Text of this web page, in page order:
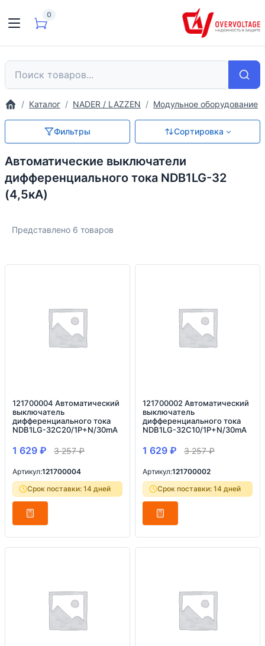
0
Каталог NADER / LAZZEN Модульное оборудование
Фильтры Сортировка
Автоматические выключатели
дифференциального тока NDB1LG-32
(4,5кА)
Представлено 6 товаров
121700004 Автоматический
выключатель
дифференциального тока
NDB1LG-32C20/1P+N/30mA
1 629 ₽ 3 257₽
Артикул:121700004
Срок поставки: 14 дней
121700002 Автоматический
выключатель
дифференциального тока
NDB1LG-32C10/1P+N/30mA
1 629 ₽ 3 257₽
Артикул:121700002
Срок поставки: 14 дней